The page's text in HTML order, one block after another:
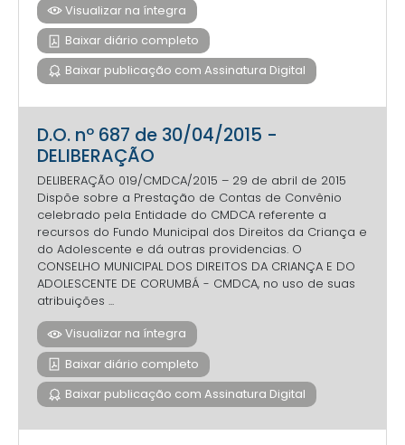
Visualizar na íntegra
Baixar diário completo
Baixar publicação com Assinatura Digital
D.O. nº 687 de 30/04/2015 -
DELIBERAÇÃO
DELIBERAÇÃO 019/CMDCA/2015 – 29 de abril de 2015
Dispõe sobre a Prestação de Contas de Convênio
celebrado pela Entidade do CMDCA referente a
recursos do Fundo Municipal dos Direitos da Criança e
do Adolescente e dá outras providencias. O
CONSELHO MUNICIPAL DOS DIREITOS DA CRIANÇA E DO
ADOLESCENTE DE CORUMBÁ - CMDCA, no uso de suas
atribuições ...
Visualizar na íntegra
Baixar diário completo
Baixar publicação com Assinatura Digital